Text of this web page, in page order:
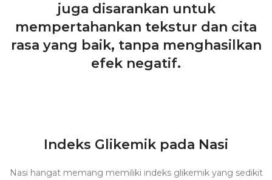
juga disarankan untuk
mempertahankan tekstur dan cita
rasa yang baik, tanpa menghasilkan
efek negatif.
Indeks Glikemik pada Nasi
Nasi hangat memang memiliki indeks glikemik yang sedikit